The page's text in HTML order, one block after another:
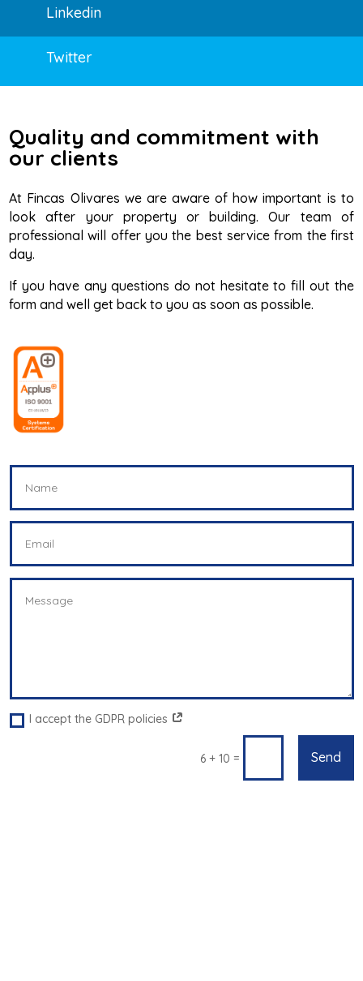
Linkedin
Twitter
Quality and commitment with
our clients
At Fincas Olivares we are aware of how important is to
look after your property or building. Our team of
professional will offer you the best service from the first
day.
If you have any questions do not hesitate to fill out the
form and well get back to you as soon as possible.
I accept the GDPR policies
6 + 10 = Send